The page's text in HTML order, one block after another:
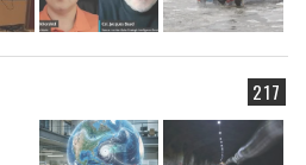
217